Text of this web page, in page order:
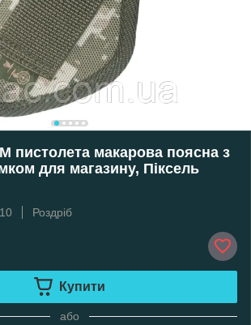
пистолета макарова поясна з
для магазину, Піксель
Роздріб
Купити
або